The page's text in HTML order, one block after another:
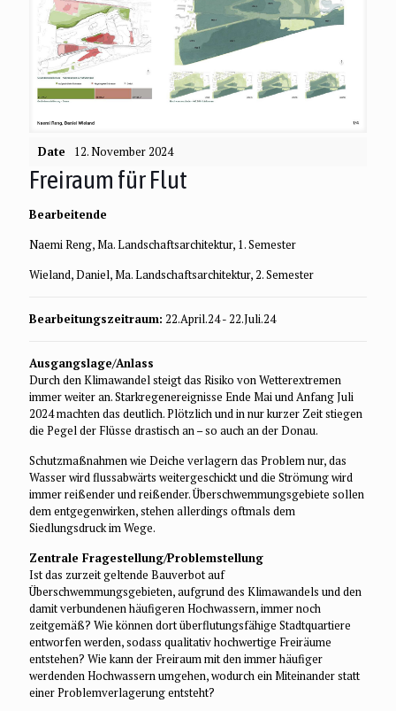
Date 12. November 2024
Freiraum für Flut
Bearbeitende
Naemi Reng, Ma. Landschaftsarchitektur, 1. Semester
Wieland, Daniel, Ma. Landschaftsarchitektur, 2. Semester
Bearbeitungszeitraum: 22.April.24 - 22.Juli.24
Ausgangslage/Anlass
Durch den Klimawandel steigt das Risiko von Wetterextremen
immer weiter an. Starkregenereignisse Ende Mai und Anfang Juli
2024 machten das deutlich. Plötzlich und in nur kurzer Zeit stiegen
die Pegel der Flüsse drastisch an – so auch an der Donau.
Schutzmaßnahmen wie Deiche verlagern das Problem nur, das
Wasser wird flussabwärts weitergeschickt und die Strömung wird
immer reißender und reißender. Überschwemmungsgebiete sollen
dem entgegenwirken, stehen allerdings oftmals dem
Siedlungsdruck im Wege.
Zentrale Fragestellung/Problemstellung
Ist das zurzeit geltende Bauverbot auf
Überschwemmungsgebieten, aufgrund des Klimawandels und den
damit verbundenen häufigeren Hochwassern, immer noch
zeitgemäß? Wie können dort überflutungsfähige Stadtquartiere
entworfen werden, sodass qualitativ hochwertige Freiräume
entstehen? Wie kann der Freiraum mit den immer häufiger
werdenden Hochwassern umgehen, wodurch ein Miteinander statt
einer Problemverlagerung entsteht?